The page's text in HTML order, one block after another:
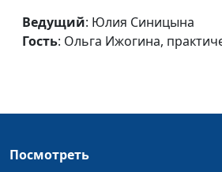
Наши представления и
Юлия
Ведущий: Юлия Синицына
Гость: Ольга Ижогина,
Посмотреть